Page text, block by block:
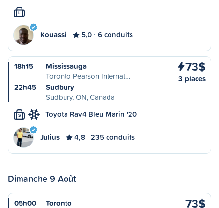
L
Kouassi 5,0 6 conduits
18h15
Mississauga
Toronto Pearson Internat…
22h45
Sudbury
Sudbury, ON, Canada
73$
3 places
S Toyota Rav4 Bleu Marin '20
Julius 4,8 235 conduits
Dimanche 9 Août
05h00
Toronto
73$